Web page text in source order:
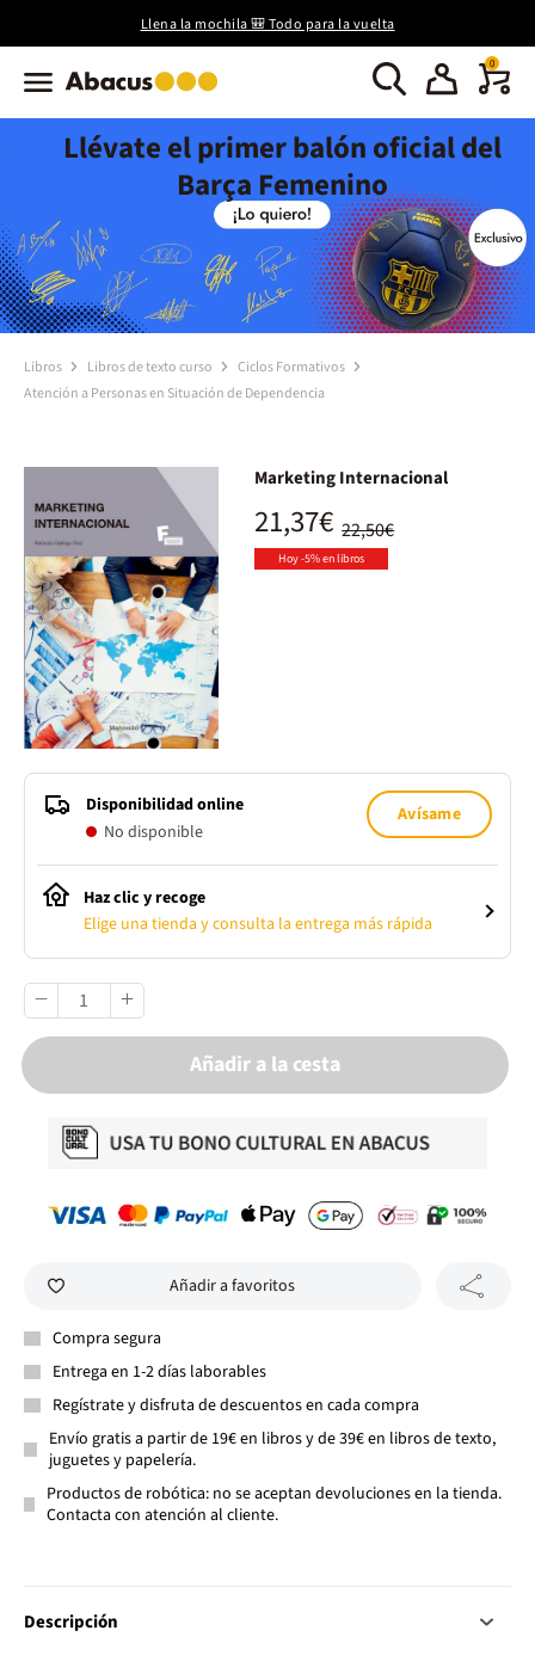
Llena la mochila 🎒 Todo para la vuelta
0
Llévate el primer balón oficial del
Barça Femenino
Libros Libros de texto curso
Ciclos Formativos
Atención a Personas en Situación de Dependencia
Marketing Internacional
22,50€
21,37€
Hoy -5% en libros
Disponibilidad online
No disponible
Avísame
Haz clic y recoge
Elige una tienda y consulta la entrega más rápida
Añadir a la cesta
Añadir a favoritos
Compra segura
Entrega en 1-2 días laborables
Regístrate y disfruta de descuentos en cada compra
Envío gratis a partir de 19€ en libros y de 39€ en libros de texto,
juguetes y papelería.
Productos de robótica: no se aceptan devoluciones en la tienda.
Contacta con atención al cliente.
Descripción